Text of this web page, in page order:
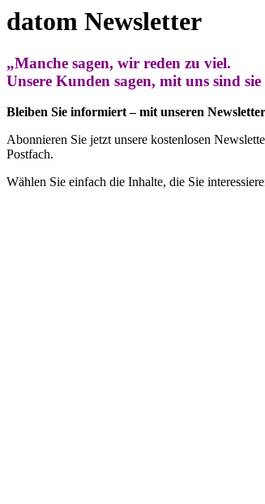
datom Newsletter
„Manche sagen, wir reden zu viel.
Unsere Kunden sagen, mit uns sind
Bleiben Sie informiert – mit unseren
Abonnieren Sie jetzt unsere kostenlosen
Postfach.
Wählen Sie einfach die Inhalte, die Sie